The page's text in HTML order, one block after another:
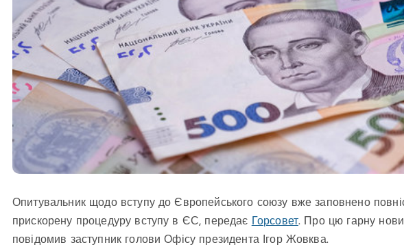
Опитувальник щодо вступу до Європейського союзу вже заповнено
прискорену процедуру вступу в ЄС, передає
Горсовет. Про цю гарну
повідомив заступник голови Офісу президента Ігор Жовква.